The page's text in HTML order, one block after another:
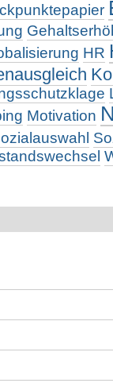
HR
Motivation